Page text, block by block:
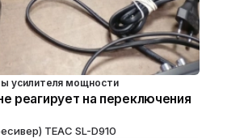
усилителя мощности
реагирует на переключения
TEAC SL-D910